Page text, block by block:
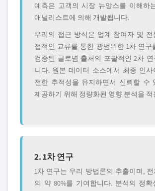
예측은 고객의 시장 뉴앙스를 이해하
애널리스트에 의해 개발됩니다.
우리의 접근 방식은 업계 참여자 및 전
접적인 교류를 통한 광범위한 1차 연구
검증된 글로볌 출처의 포괄적인 2차
니다. 원본 데이터 소스에서 최종 인
전한 추적성을 유지하면서 신뢰할 수
제공하기 위해 정량화된 영향 분석을
2. 1차 연구
1차 연구는 우리 방법론의 추출이며,
의 약 80%를 기여합니다. 분석의 정확